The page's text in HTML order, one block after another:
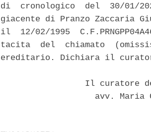
di  cronologico  del  30/01/
giacente di Pranzo Zaccaria
il  12/02/1995
tacita  del  chiamato
ereditario. Dichiara il
Il curatore
avv.